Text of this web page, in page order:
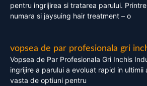
pentru ingrijirea si tratarea parului.
numara si jaysuing hair treatment – o
vopsea de par profesionala gri
Vopsea de Par Profesionala Gri Inchis
ingrijire a parului a evoluat rapid in ultimii
vasta de optiuni pentru